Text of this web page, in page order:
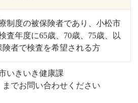
いきいき健康課
までお問い合わせください
制度の被保険者であり、小松市
査年度に65歳、70歳、75歳、以
険者で検査を希望される方